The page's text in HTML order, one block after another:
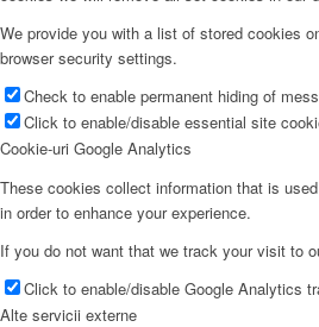
We provide you with a list of stored cookies
browser security settings.
Check to enable permanent hiding of
Click to enable/disable essential site
Cookie-uri Google Analytics
These cookies collect information that is
in order to enhance your experience.
If you do not want that we track your visit to
Click to enable/disable Google Analytics
Alte servicii externe